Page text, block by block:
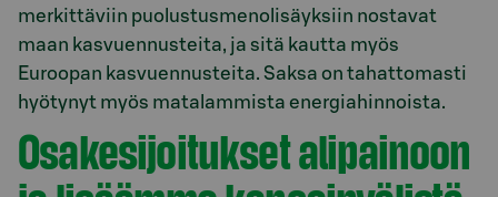
merkittäviin puolustusmenolisäyksiin nostavat
maan kasvuennusteita, ja sitä kautta myös
Euroopan kasvuennusteita. Saksa on tahattomasti
hyötynyt myös matalammista energiahinnoista.
Osakesijoitukset alipainoon